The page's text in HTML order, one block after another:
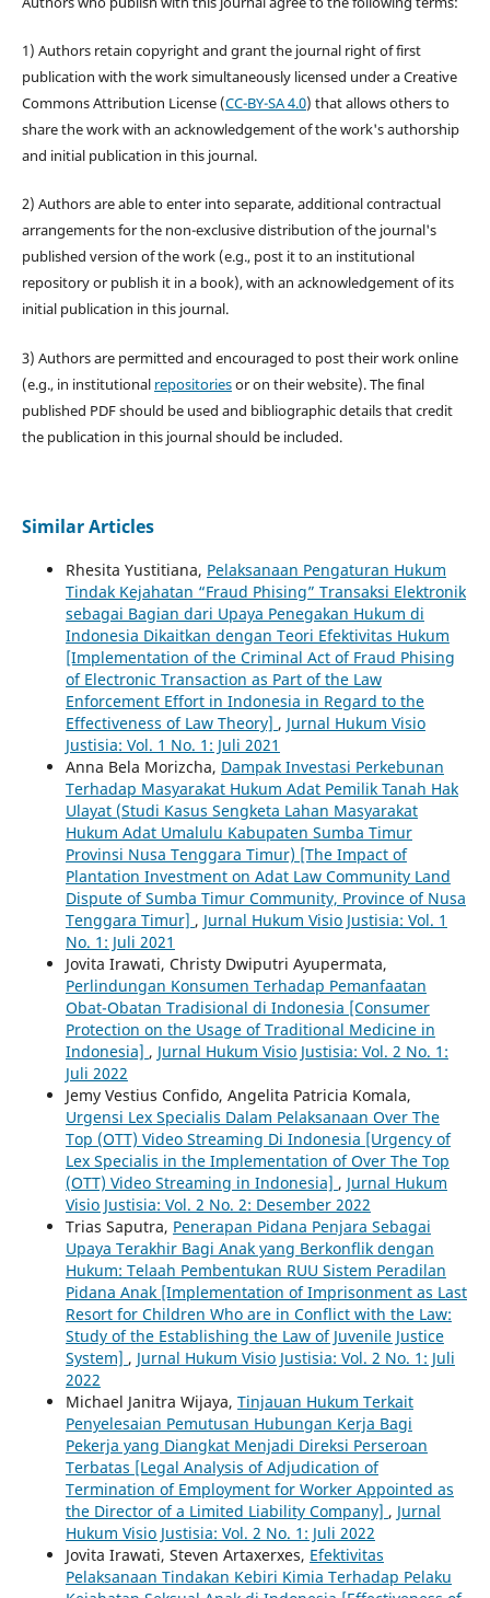
1) Authors retain copyright and grant the journal right of first
publication with the work simultaneously licensed under a Creative
Commons Attribution License (CC-BY-SA 4.0) that allows others to
share the work with an acknowledgement of the work's authorship
and initial publication in this journal.
2) Authors are able to enter into separate, additional contractual
arrangements for the non-exclusive distribution of the journal's
published version of the work (e.g., post it to an institutional
repository or publish it in a book), with an acknowledgement of its
initial publication in this journal.
3) Authors are permitted and encouraged to post their work online
(e.g., in institutional repositoriesor on their website). The final
published PDF should be used and bibliographic details that credit
the publication in this journal should be included.
Similar Articles
Rhesita Yustitiana, Pelaksanaan Pengaturan Hukum
Tindak Kejahatan “Fraud Phising” Transaksi Elektronik
sebagai Bagian dari Upaya Penegakan Hukum di
Indonesia Dikaitkan dengan Teori Efektivitas Hukum
[Implementation of the Criminal Act of Fraud Phising
of Electronic Transaction as Part of the Law
Enforcement Effort in Indonesia in Regard to the
Effectiveness of Law Theory] , Jurnal Hukum Visio
Justisia: Vol. 1 No. 1: Juli 2021
Anna Bela Morizcha, Dampak Investasi Perkebunan
Terhadap Masyarakat Hukum Adat Pemilik Tanah Hak
Ulayat (Studi Kasus Sengketa Lahan Masyarakat
Hukum Adat Umalulu Kabupaten Sumba Timur
Provinsi Nusa Tenggara Timur) [The Impact of
Plantation Investment on Adat Law Community Land
Dispute of Sumba Timur Community, Province of Nusa
Tenggara Timur] , Jurnal Hukum Visio Justisia: Vol. 1
No. 1: Juli 2021
Jovita Irawati, Christy Dwiputri Ayupermata,
Perlindungan Konsumen Terhadap Pemanfaatan
Obat-Obatan Tradisional di Indonesia [Consumer
Protection on the Usage of Traditional Medicine in
Indonesia] , Jurnal Hukum Visio Justisia: Vol. 2 No. 1:
Juli 2022
Jemy Vestius Confido, Angelita Patricia Komala,
Urgensi Lex Specialis Dalam Pelaksanaan Over The
Top (OTT) Video Streaming Di Indonesia [Urgency of
Lex Specialis in the Implementation of Over The Top
(OTT) Video Streaming in Indonesia] , Jurnal Hukum
Visio Justisia: Vol. 2 No. 2: Desember 2022
Trias Saputra, Penerapan Pidana Penjara Sebagai
Upaya Terakhir Bagi Anak yang Berkonflik dengan
Hukum: Telaah Pembentukan RUU Sistem Peradilan
Pidana Anak [Implementation of Imprisonment as Last
Resort for Children Who are in Conflict with the Law:
Study of the Establishing the Law of Juvenile Justice
System] , Jurnal Hukum Visio Justisia: Vol. 2 No. 1: Juli
2022
Michael Janitra Wijaya, Tinjauan Hukum Terkait
Penyelesaian Pemutusan Hubungan Kerja Bagi
Pekerja yang Diangkat Menjadi Direksi Perseroan
Terbatas [Legal Analysis of Adjudication of
Termination of Employment for Worker Appointed as
the Director of a Limited Liability Company] , Jurnal
Hukum Visio Justisia: Vol. 2 No. 1: Juli 2022
Jovita Irawati, Steven Artaxerxes, Efektivitas
Pelaksanaan Tindakan Kebiri Kimia Terhadap Pelaku